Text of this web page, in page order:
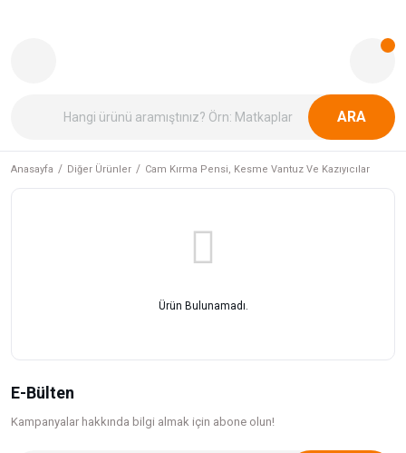
ARA
Anasayfa Diğer Ürünler Cam Kırma Pensi, Kesme Vantuz Ve Kazıyıcılar
Ürün Bulunamadı.
E-Bülten
Kampanyalar hakkında bilgi almak için abone olun!